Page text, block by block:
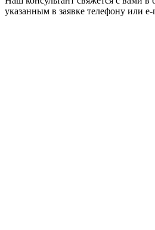
указанным в заявке телефону или e-